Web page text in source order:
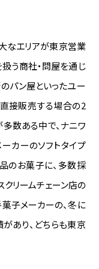
なエリアが東京営業
扱う商社・問屋を通じ
パン屋といったユー
接販売する場合の2
数ある中で、ナニワ
カーのソフトタイプ
のお菓子に、多数採
クリームチェーン店の
子メーカーの、冬に
あり、どちらも東京